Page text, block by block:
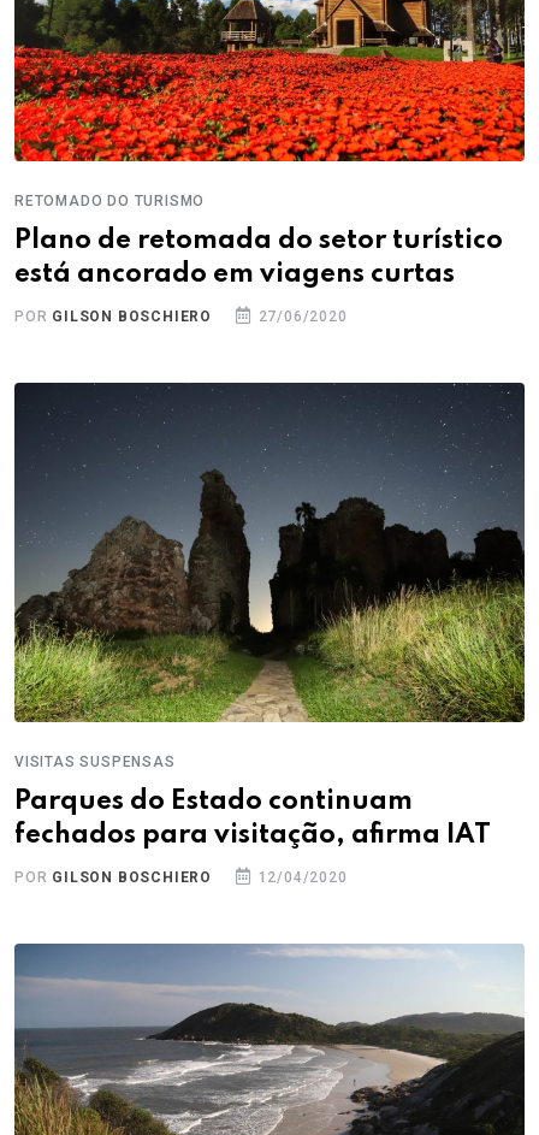
RETOMADO DO TURISMO
Plano de retomada do setor turístico
está ancorado em viagens curtas
POR GILSON BOSCHIERO 27/06/2020
VISITAS SUSPENSAS
Parques do Estado continuam
fechados para visitação, afirma IAT
POR GILSON BOSCHIERO 12/04/2020